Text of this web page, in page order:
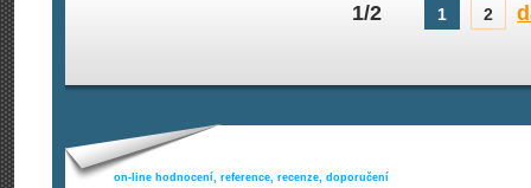
1/2 1 2
on-line hodnocení, reference, recenze, doporučení